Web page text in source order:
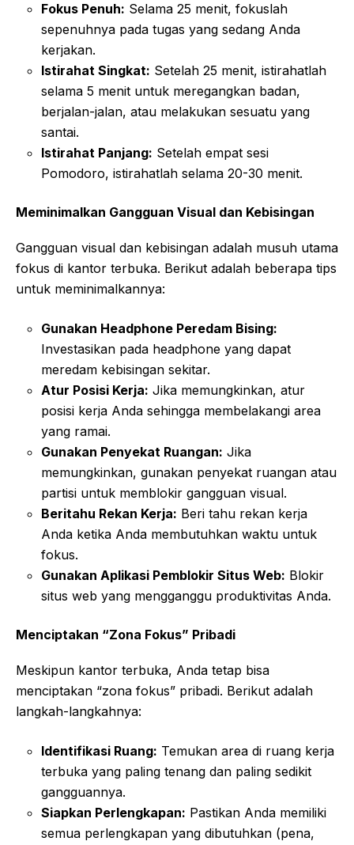
Fokus Penuh: Selama 25 menit, fokuslah
sepenuhnya pada tugas yang sedang Anda
kerjakan.
Istirahat Singkat: Setelah 25 menit, istirahatlah
selama 5 menit untuk meregangkan badan,
berjalan-jalan, atau melakukan sesuatu yang
santai.
Istirahat Panjang: Setelah empat sesi
Pomodoro, istirahatlah selama 20-30 menit.
Meminimalkan Gangguan Visual dan Kebisingan
Gangguan visual dan kebisingan adalah musuh utama
fokus di kantor terbuka. Berikut adalah beberapa tips
untuk meminimalkannya:
Gunakan Headphone Peredam Bising:
Investasikan pada headphone yang dapat
meredam kebisingan sekitar.
Atur Posisi Kerja: Jika memungkinkan, atur
posisi kerja Anda sehingga membelakangi area
yang ramai.
Gunakan Penyekat Ruangan: Jika
memungkinkan, gunakan penyekat ruangan atau
partisi untuk memblokir gangguan visual.
Beritahu Rekan Kerja: Beri tahu rekan kerja
Anda ketika Anda membutuhkan waktu untuk
fokus.
Gunakan Aplikasi Pemblokir Situs Web: Blokir
situs web yang mengganggu produktivitas Anda.
Menciptakan “Zona Fokus” Pribadi
Meskipun kantor terbuka, Anda tetap bisa
menciptakan “zona fokus” pribadi. Berikut adalah
langkah-langkahnya:
Identifikasi Ruang: Temukan area di ruang kerja
terbuka yang paling tenang dan paling sedikit
gangguannya.
Siapkan Perlengkapan: Pastikan Anda memiliki
semua perlengkapan yang dibutuhkan (pena,